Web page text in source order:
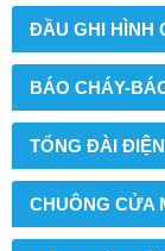
ĐẦU GHI HÌNH
BÁO CHÁY-
TỔNG ĐÀI
CHUÔNG CỬA